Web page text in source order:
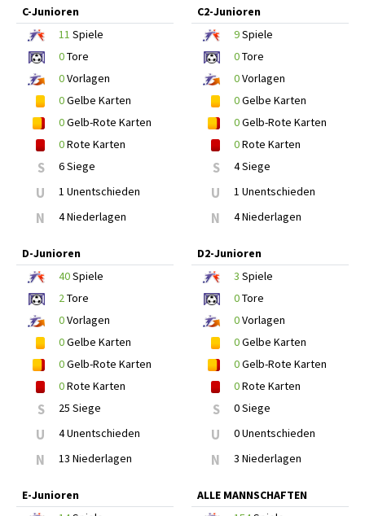
C-Junioren
11 Spiele
0Tore
0Vorlagen
0Gelbe Karten
0Gelb-Rote Karten
0Rote Karten
S 6 Siege
U 1 Unentschieden
N 4 Niederlagen
C2-Junioren
9Spiele
0Tore
0Vorlagen
0Gelbe Karten
0Gelb-Rote Karten
0Rote Karten
S 4 Siege
U 1 Unentschieden
N 4 Niederlagen
D-Junioren
40Spiele
2Tore
0Vorlagen
0Gelbe Karten
0Gelb-Rote Karten
0Rote Karten
S 25 Siege
U 4 Unentschieden
N 13 Niederlagen
D2-Junioren
3 Spiele
0Tore
0Vorlagen
0Gelbe Karten
0Gelb-Rote Karten
0Rote Karten
S 0 Siege
U 0 Unentschieden
N 3 Niederlagen
E-Junioren
ALLE MANNSCHAFTEN